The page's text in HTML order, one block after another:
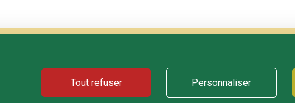
PROGRAMMATION TARIFS LE GRAND LOGIS
PLAN DU SITE MENTIONS LÉGALES
Tout refuser Personnaliser